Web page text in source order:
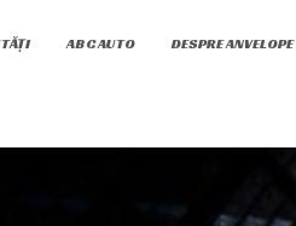
ABC AUTO DESPRE ANVELOPE